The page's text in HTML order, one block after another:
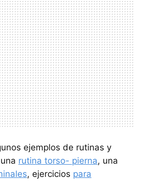
ejemplos de rutinas y
rutina torso- pierna, una
, ejercicios para